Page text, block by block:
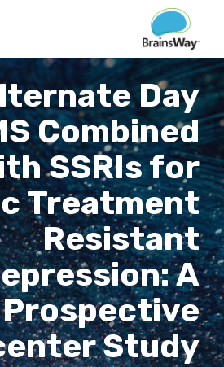
Day
Combined
SSRIs for
Treatment
Resistant
A
Prospective
Study